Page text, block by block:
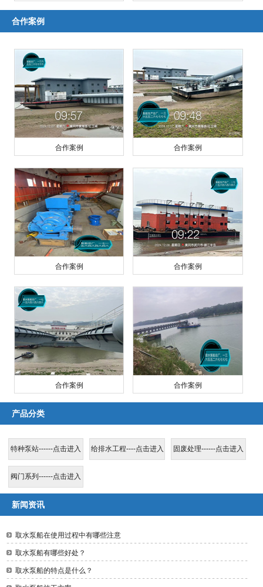
合作案例
合作案例 合作案例
合作案例 合作案例
合作案例 合作案例
产品分类
特种泵站------点击进入 给排水工程----点击进入 固废处理------点击进入
阀门系列------点击进入
新闻资讯
取水泵船在使用过程中有哪些注意
取水泵船有哪些好处？
取水泵船的特点是什么？